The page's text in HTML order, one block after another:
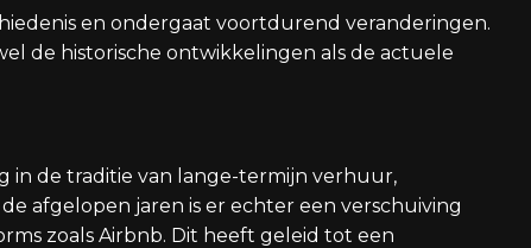
en ondergaat voortdurend veranderingen.
de historische ontwikkelingen als de actuele
in de traditie van lange-termijn verhuur,
afgelopen jaren is er echter een verschuiving
zoals Airbnb. Dit heeft geleid tot een